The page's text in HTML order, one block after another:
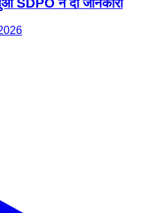
SDPO ने दी जानकारी